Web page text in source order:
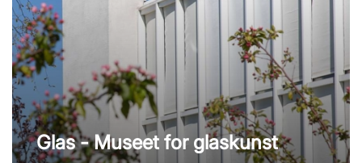
Glas - Museet for glaskunst